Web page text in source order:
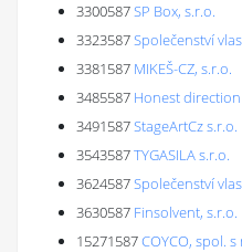
3300587SP Box, s.r.o.
3323587Společenství
3381587 MIKEŠ-CZ, s.r.o.
3485587 Honest
3491587StageArtCz s.r.o.
3543587TYGASILA s.r.o.
3624587Společenství
3630587 Finsolvent, s.r.o.
15271587COYCO, spol. s